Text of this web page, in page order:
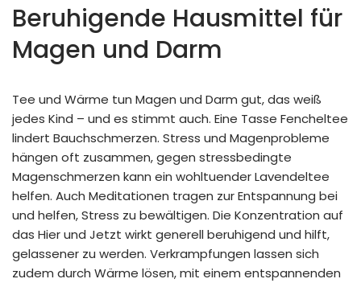
Beruhigende Hausmittel für
Magen und Darm
Tee und Wärme tun Magen und Darm gut, das weiß
jedes Kind – und es stimmt auch. Eine Tasse Fencheltee
lindert Bauchschmerzen. Stress und Magenprobleme
hängen oft zusammen, gegen stressbedingte
Magenschmerzen kann ein wohltuender Lavendeltee
helfen. Auch Meditationen tragen zur Entspannung bei
und helfen, Stress zu bewältigen. Die Konzentration auf
das Hier und Jetzt wirkt generell beruhigend und hilft,
gelassener zu werden. Verkrampfungen lassen sich
zudem durch Wärme lösen, mit einem entspannenden